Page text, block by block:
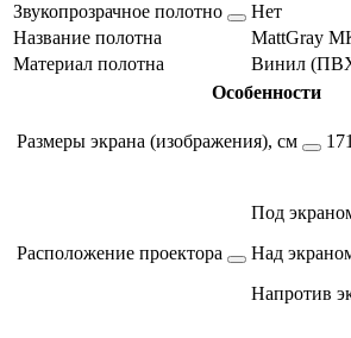
Звукопрозрачное полотно
Нет
Название полотна
MattGray
Материал полотна
Винил
Особенности
Размеры экрана (изображения), см
Расположение проектора
Под
Над
Напротив